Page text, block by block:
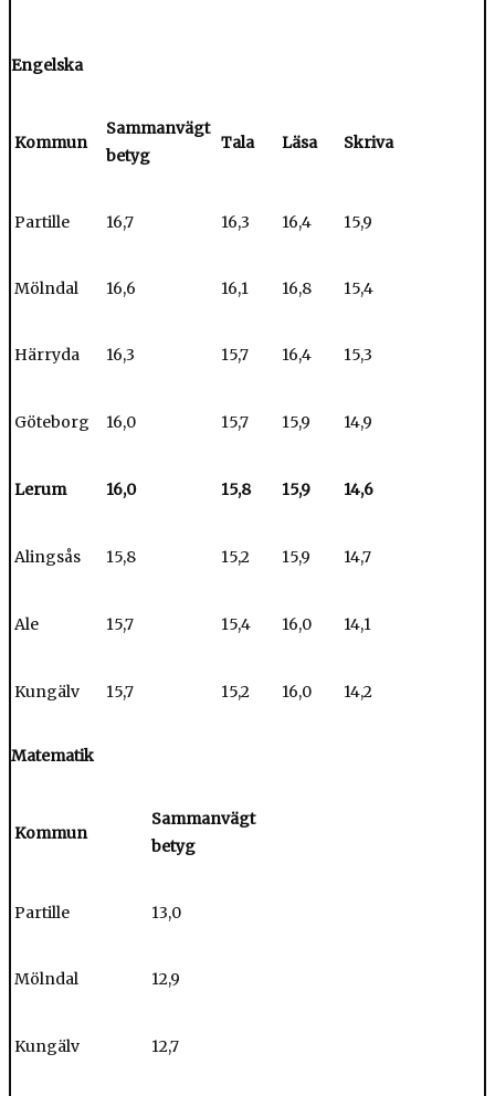
Engelska
Kommun
Sammanvägt
betyg
Tala Läsa Skriva
Partille 16,7 16,3 16,4 15,9
Mölndal 16,6 16,1 16,8 15,4
Härryda 16,3 15,7 16,4 15,3
Göteborg 16,0 15,7 15,9 14,9
Lerum 16,0 15,8 15,9 14,6
Alingsås 15,8 15,2 15,9 14,7
Ale 15,7 15,4 16,0 14,1
Kungälv 15,7 15,2 16,0 14,2
Matematik
Kommun
Sammanvägt
betyg
Partille 13,0
Mölndal 12,9
Kungälv 12,7